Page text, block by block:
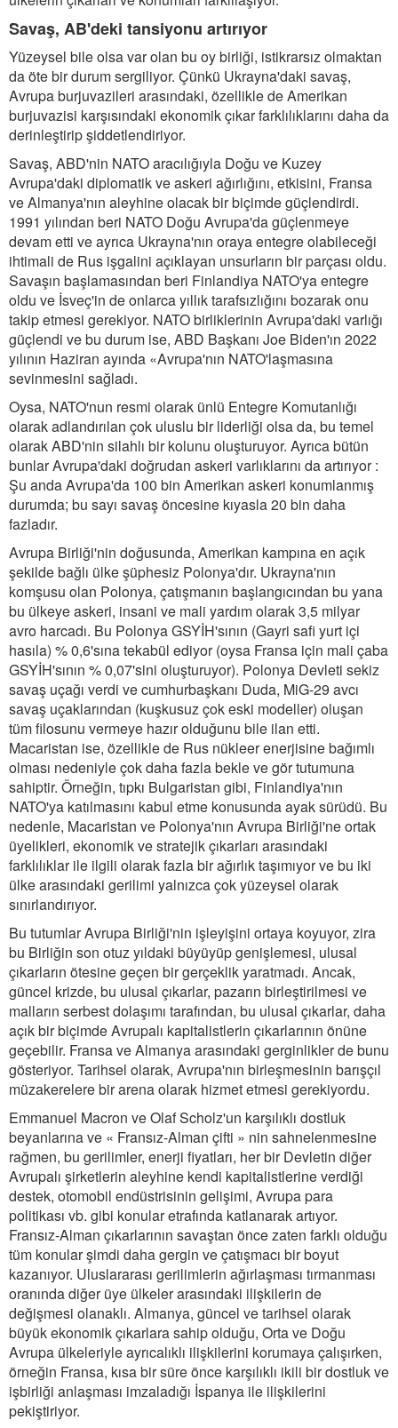
Savaş, AB'deki tansiyonu artırıyor
Yüzeysel bile olsa var olan bu oy birliği, istikrarsız olmaktan
da öte bir durum sergiliyor. Çünkü Ukrayna'daki savaş,
Avrupa burjuvazileri arasındaki, özellikle de Amerikan
burjuvazisi karşısındaki ekonomik çıkar farklılıklarını daha da
derinleştirip şiddetlendiriyor.
Savaş, ABD'nin NATO aracılığıyla Doğu ve Kuzey
Avrupa'daki diplomatik ve askeri ağırlığını, etkisini, Fransa
ve Almanya'nın aleyhine olacak bir biçimde güçlendirdi.
1991 yılından beri NATO Doğu Avrupa'da güçlenmeye
devam etti ve ayrıca Ukrayna'nın oraya entegre olabileceği
ihtimali de Rus işgalini açıklayan unsurların bir parçası oldu.
Savaşın başlamasından beri Finlandiya NATO'ya entegre
oldu ve İsveç'in de onlarca yıllık tarafsızlığını bozarak onu
takip etmesi gerekiyor. NATO birliklerinin Avrupa'daki varlığı
güçlendi ve bu durum ise, ABD Başkanı Joe Biden'ın 2022
yılının Haziran ayında «Avrupa'nın NATO'laşmasına
sevinmesini sağladı.
Oysa, NATO'nun resmi olarak ünlü Entegre Komutanlığı
olarak adlandırılan çok uluslu bir liderliği olsa da, bu temel
olarak ABD'nin silahlı bir kolunu oluşturuyor. Ayrıca bütün
bunlar Avrupa'daki doğrudan askeri varlıklarını da artırıyor :
Şu anda Avrupa'da 100 bin Amerikan askeri konumlanmış
durumda; bu sayı savaş öncesine kıyasla 20 bin daha
fazladır.
Avrupa Birliği'nin doğusunda, Amerikan kampına en açık
şekilde bağlı ülke şüphesiz Polonya'dır. Ukrayna'nın
komşusu olan Polonya, çatışmanın başlangıcından bu yana
bu ülkeye askeri, insani ve mali yardım olarak 3,5 milyar
avro harcadı. Bu Polonya GSYİH'sının (Gayri safi yurt içi
hasıla) % 0,6'sına tekabül ediyor (oysa Fransa için mali çaba
GSYİH'sının % 0,07'sini oluşturuyor). Polonya Devleti sekiz
savaş uçağı verdi ve cumhurbaşkanı Duda, MiG-29 avcı
savaş uçaklarından (kuşkusuz çok eski modeller) oluşan
tüm filosunu vermeye hazır olduğunu bile ilan etti.
Macaristan ise, özellikle de Rus nükleer enerjisine bağımlı
olması nedeniyle çok daha fazla bekle ve gör tutumuna
sahiptir. Örneğin, tıpkı Bulgaristan gibi, Finlandiya'nın
NATO'ya katılmasını kabul etme konusunda ayak sürüdü. Bu
nedenle, Macaristan ve Polonya'nın Avrupa Birliği'ne ortak
üyelikleri, ekonomik ve stratejik çıkarları arasındaki
farklılıklar ile ilgili olarak fazla bir ağırlık taşımıyor ve bu iki
ülke arasındaki gerilimi yalnızca çok yüzeysel olarak
sınırlandırıyor.
Bu tutumlar Avrupa Birliği'nin işleyişini ortaya koyuyor, zira
bu Birliğin son otuz yıldaki büyüyüp genişlemesi, ulusal
çıkarların ötesine geçen bir gerçeklik yaratmadı. Ancak,
güncel krizde, bu ulusal çıkarlar, pazarın birleştirilmesi ve
malların serbest dolaşımı tarafından, bu ulusal çıkarlar, daha
açık bir biçimde Avrupalı kapitalistlerin çıkarlarının önüne
geçebilir. Fransa ve Almanya arasındaki gerginlikler de bunu
gösteriyor. Tarihsel olarak, Avrupa'nın birleşmesinin barışçıl
müzakerelere bir arena olarak hizmet etmesi gerekiyordu.
Emmanuel Macron ve Olaf Scholz'un karşılıklı dostluk
beyanlarına ve « Fransız-Alman çifti » nin sahnelenmesine
rağmen, bu gerilimler, enerji fiyatları, her bir Devletin diğer
Avrupalı şirketlerin aleyhine kendi kapitalistlerine verdiği
destek, otomobil endüstrisinin gelişimi, Avrupa para
politikası vb. gibi konular etrafında katlanarak artıyor.
Fransız-Alman çıkarlarının savaştan önce zaten farklı olduğu
tüm konular şimdi daha gergin ve çatışmacı bir boyut
kazanıyor. Uluslararası gerilimlerin ağırlaşması tırmanması
oranında diğer üye ülkeler arasındaki ilişkilerin de
değişmesi olanaklı. Almanya, güncel ve tarihsel olarak
büyük ekonomik çıkarlara sahip olduğu, Orta ve Doğu
Avrupa ülkeleriyle ayrıcalıklı ilişkilerini korumaya çalışırken,
örneğin Fransa, kısa bir süre önce karşılıklı ikili bir dostluk ve
işbirliği anlaşması imzaladığı İspanya ile ilişkilerini
pekiştiriyor.